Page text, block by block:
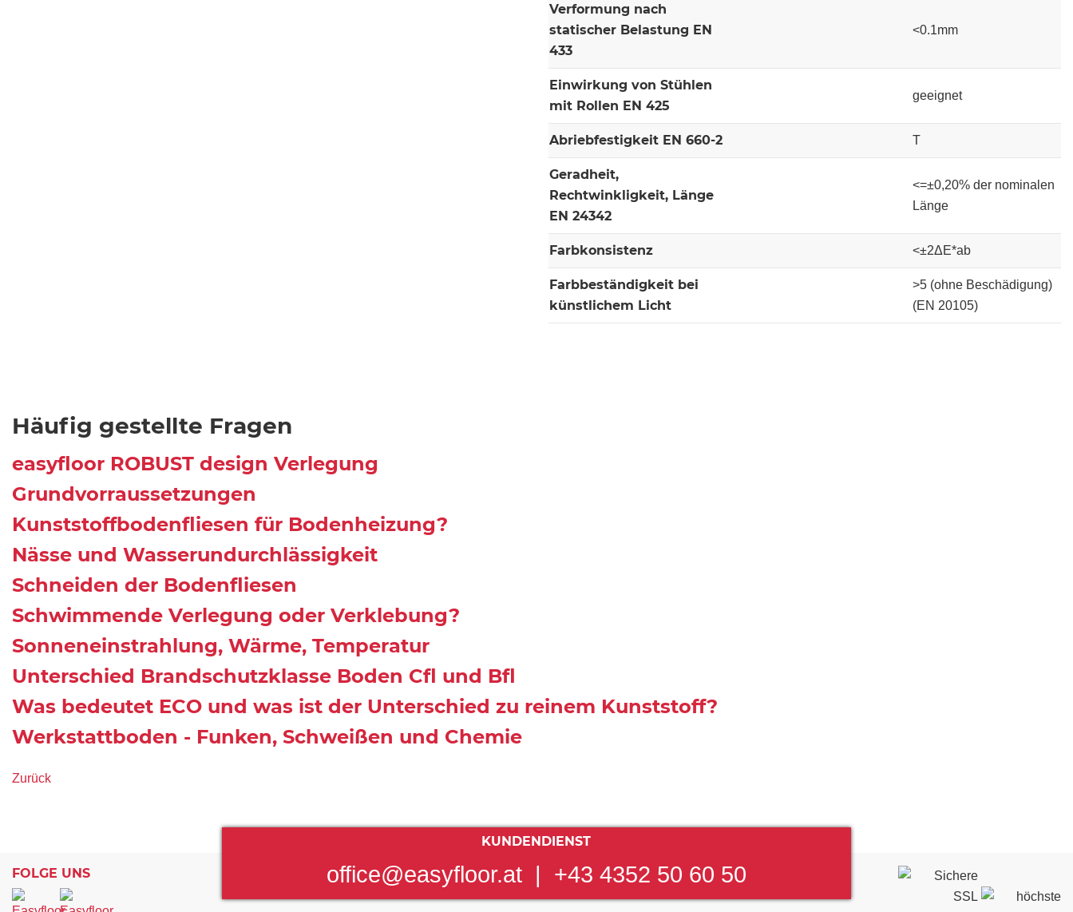
Verformung nach
statischer Belastung EN
433
<0.1mm
Einwirkung von Stühlen
mit Rollen EN 425
geeignet
Abriebfestigkeit EN 660-2 T
Geradheit,
Rechtwinkligkeit, Länge
EN 24342
<=±0,20% der nominalen
Länge
Farbkonsistenz <±2ΔE*ab
Farbbeständigkeit bei
künstlichem Licht
>5 (ohne Beschädigung)
(EN 20105)
Häufig gestellte Fragen
easyfloor ROBUST design Verlegung
Grundvorraussetzungen
Kunststoffbodenfliesen für Bodenheizung?
Nässe und Wasserundurchlässigkeit
Schneiden der Bodenfliesen
Schwimmende Verlegung oder Verklebung?
Sonneneinstrahlung, Wärme, Temperatur
Unterschied Brandschutzklasse Boden Cfl und Bfl
Was bedeutet ECO und was ist der Unterschied zu reinem Kunststoff?
Werkstattboden - Funken, Schweißen und Chemie
Zurück
FOLGE UNS
KUNDENDIENST
office@easyfloor.at | +43 4352 50 60 50